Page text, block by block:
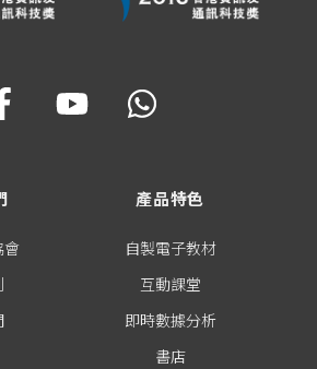
會
產品特色
自製電子教材
互動課堂
即時數據分析
書店